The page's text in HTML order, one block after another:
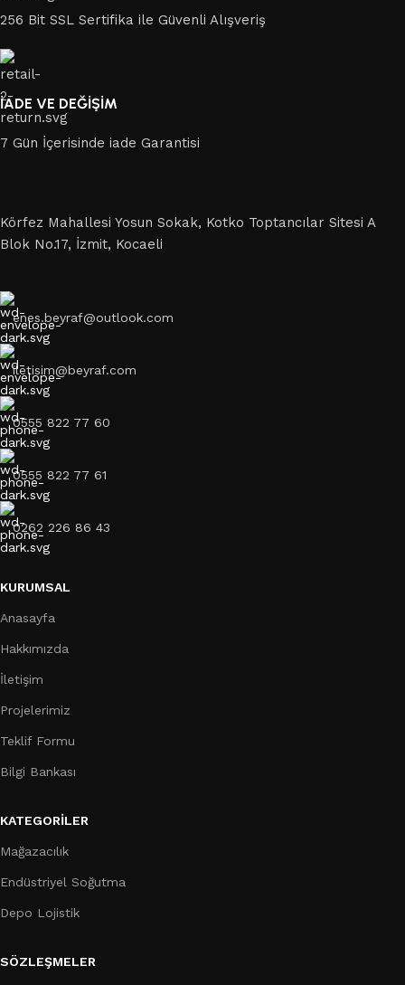
256 Bit SSL Sertifika ile Güvenli Alışveriş
İADE VE DEĞİŞİM
7 Gün İçerisinde iade Garantisi
Körfez Mahallesi Yosun Sokak, Kotko Toptancılar Sitesi A
Blok No.17, İzmit, Kocaeli
enes.beyraf@outlook.com
iletisim@beyraf.com
0555 822 77 60
0555 822 77 61
0262 226 86 43
KURUMSAL
Anasayfa
Hakkımızda
İletişim
Projelerimiz
Teklif Formu
Bilgi Bankası
KATEGORILER
Mağazacılık
Endüstriyel Soğutma
Depo Lojistik
SÖZLEŞMELER